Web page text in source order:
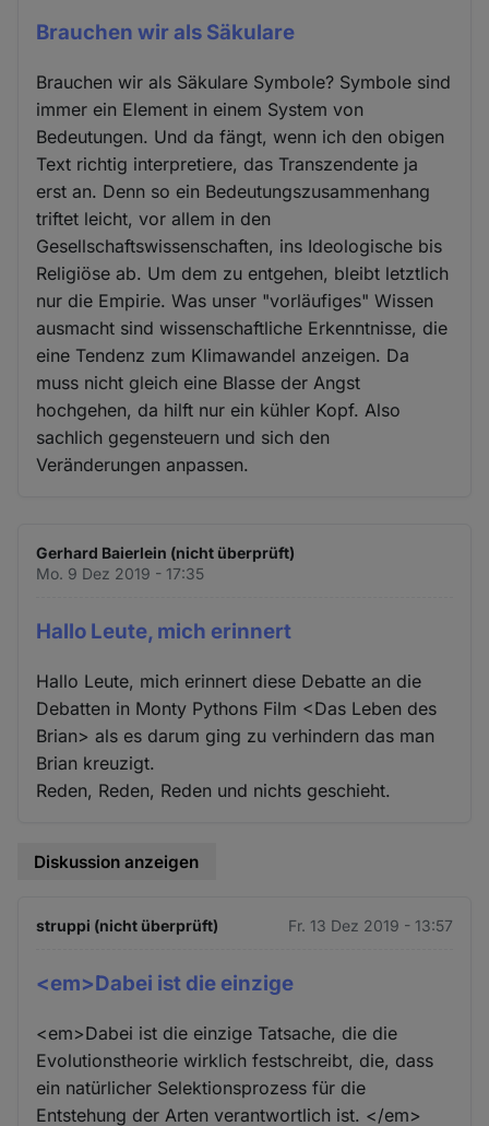
Brauchen wir als Säkulare
Brauchen wir als Säkulare Symbole? Symbole sind
immer ein Element in einem System von
Bedeutungen. Und da fängt, wenn ich den obigen
Text richtig interpretiere, das Transzendente ja
erst an. Denn so ein Bedeutungszusammenhang
triftet leicht, vor allem in den
Gesellschaftswissenschaften, ins Ideologische bis
Religiöse ab. Um dem zu entgehen, bleibt letztlich
nur die Empirie. Was unser "vorläufiges" Wissen
ausmacht sind wissenschaftliche Erkenntnisse, die
eine Tendenz zum Klimawandel anzeigen. Da
muss nicht gleich eine Blasse der Angst
hochgehen, da hilft nur ein kühler Kopf. Also
sachlich gegensteuern und sich den
Veränderungen anpassen.
Gerhard Baierlein (nicht überprüft)
Mo. 9 Dez 2019 - 17:35
Hallo Leute, mich erinnert
Hallo Leute, mich erinnert diese Debatte an die
Debatten in Monty Pythons Film <Das Leben des
Brian> als es darum ging zu verhindern das man
Brian kreuzigt.
Reden, Reden, Reden und nichts geschieht.
Diskussion anzeigen
struppi (nicht überprüft) Fr. 13 Dez 2019 - 13:57
<em>Dabei ist die einzige
<em>Dabei ist die einzige Tatsache, die die
Evolutionstheorie wirklich festschreibt, die, dass
ein natürlicher Selektionsprozess für die
Entstehung der Arten verantwortlich ist. </em>